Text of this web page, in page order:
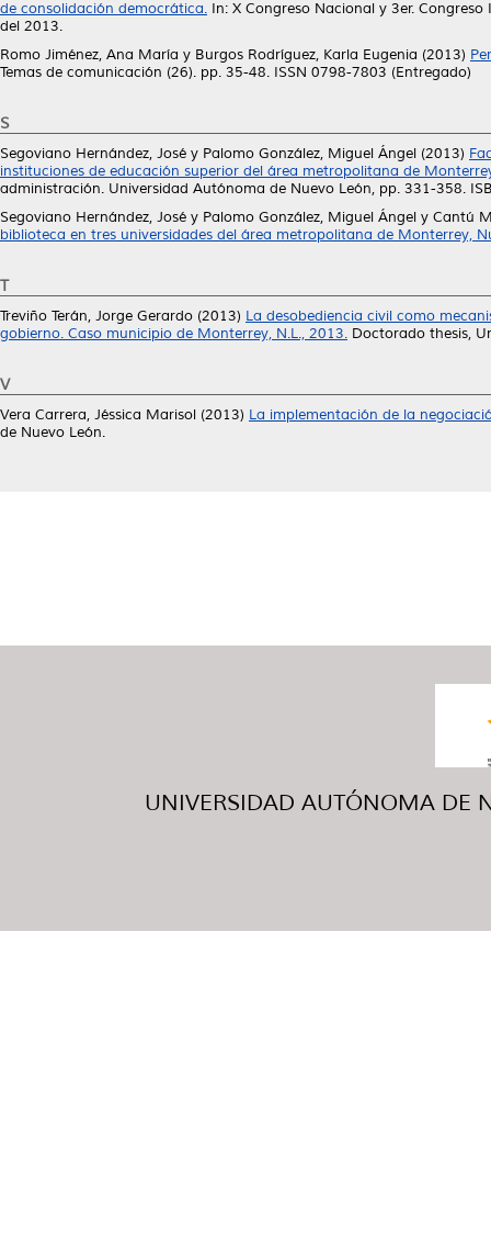
de consolidación democrática. In: X Congreso Nacional y 3er.
del 2013.
Romo Jiménez, Ana María y Burgos Rodríguez, Karla Eugenia (2013)
Temas de comunicación (26). pp. 35-48. ISSN 0798-7803 (Entregado)
S
Segoviano Hernández, José y Palomo González, Miguel Ángel (2013)
instituciones de educación superior del área metropolitana de
administración. Universidad Autónoma de Nuevo León, pp. 331-358.
Segoviano Hernández, José y Palomo González, Miguel Ángel y Cantú
biblioteca en tres universidades del área metropolitana de Monterrey,
T
Treviño Terán, Jorge Gerardo (2013) La desobediencia civil como
gobierno. Caso municipio de Monterrey, N.L., 2013. Doctorado thesis,
V
Vera Carrera, Jéssica Marisol (2013) La implementación de la
de Nuevo León.
UNIVERSIDAD AUTÓNOMA DE